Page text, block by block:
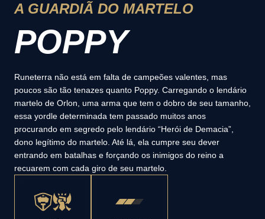
A GUARDIÃ DO MARTELO
POPPY
Runeterra não está em falta de campeões valentes, mas
poucos são tão tenazes quanto Poppy. Carregando o lendário
martelo de Orlon, uma arma que tem o dobro de seu tamanho,
essa yordle determinada tem passado muitos anos
procurando em segredo pelo lendário “Herói de Demacia”,
dono legítimo do martelo. Até lá, ela cumpre seu dever
entrando em batalhas e forçando os inimigos do reino a
recuarem com cada giro de seu martelo.